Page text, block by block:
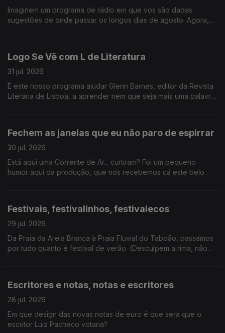
Imaginem um programa de rádio em que vos são dadas
sugestões de onde passar os longos dias de agosto. Agora,
feira: cinema ao ar livre, exposição de LEGO na Cordoaria
Nacional, roteiro pelas praias da Costa Vicentina, e bilhetes
para o Vagos Metal Fest e para o Bons Sons.
Logo Se Vê com L de Literatura
31 jul. 2026
É este nosso programa ajudar Glenn Barnes, editor da Revista
Literária de Lisboa, a aprender nem que seja mais uma palavra
falássemos hoje.
Fechem as janelas que eu não paro de espirrar
30 jul. 2026
Está aqui uma Corrente de Ar... curtiram? Foi um pequeno
humor aqui da produção, que nós recebemos cá este belo
Festivais, festivalinhos, festivalecos
29 jul. 2026
Da Praia da Areia Branca à Praia Fluvial do Taboão, passámos
por tudo quanto é festival de verão. (Desculpem a rima, não
Escritores e notas, notas e escritores
28 jul. 2026
Em que design das novas notas de euro é que será que o
escritor Luiz Pacheco votaria?